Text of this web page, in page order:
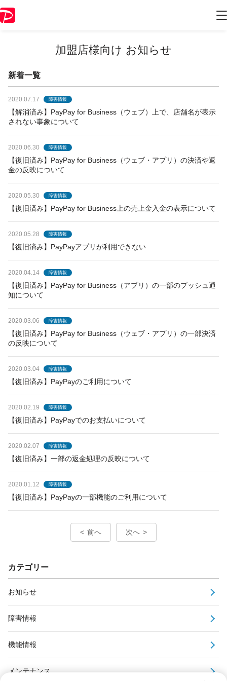
加盟店様向け お知らせ
新着一覧
2020.07.17 障害情報
【解消済み】PayPay for Business（ウェブ）上で、店舗名が表示
されない事象について
2020.06.30 障害情報
【復旧済み】PayPay for Business（ウェブ・アプリ）の決済や返
金の反映について
2020.05.30 障害情報
【復旧済み】PayPay for Business上の売上金入金の表示について
2020.05.28 障害情報
【復旧済み】PayPayアプリが利用できない
2020.04.14 障害情報
【復旧済み】PayPay for Business（アプリ）の一部のプッシュ通
知について
2020.03.06 障害情報
【復旧済み】PayPay for Business（ウェブ・アプリ）の一部決済
の反映について
2020.03.04 障害情報
【復旧済み】PayPayのご利用について
2020.02.19 障害情報
【復旧済み】PayPayでのお支払いについて
2020.02.07 障害情報
【復旧済み】一部の返金処理の反映について
2020.01.12 障害情報
【復旧済み】PayPayの一部機能のご利用について
前へ 次へ
カテゴリー
お知らせ
障害情報
機能情報
メンテナンス